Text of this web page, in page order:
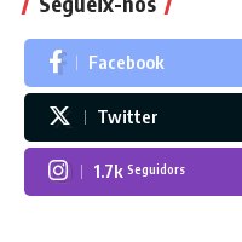
Facebook
Twitter
1.7k Seguidors